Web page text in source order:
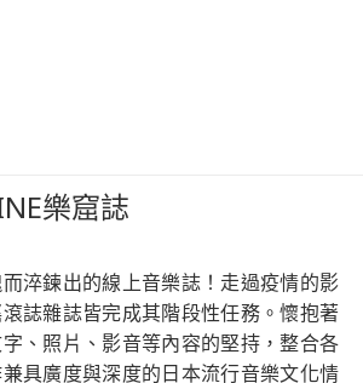
樂窟誌
淬鍊出的線上音樂誌！走過疫情的影
誌雜誌皆完成其階段性任務。懷抱著
、照片、影音等內容的堅持，整合各
具廣度與深度的日本流行音樂文化情